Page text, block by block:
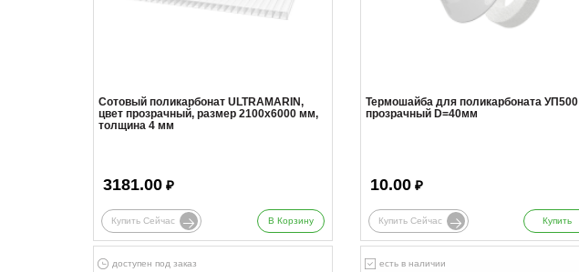
Сотовый поликарбонат ULTRAMARIN,
цвет прозрачный, размер 2100x6000 мм,
толщина 4 мм
3181.00 ₽
Купить Сейчас В Корзину
Термошайба для поликарбоната УП500
прозрачный D=40мм
10.00₽
Купить Сейчас Купить
доступен под заказ есть в наличии